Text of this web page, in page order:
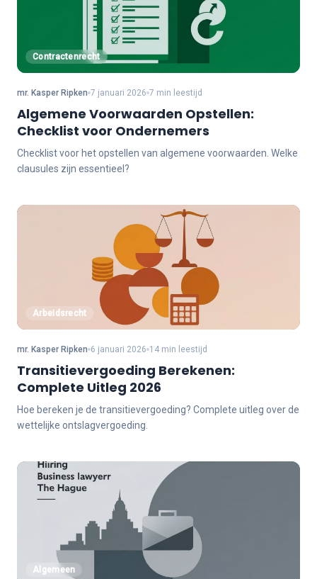
Contractenrecht
mr. Kasper Ripken 7 januari 2026 7 min leestijd
Algemene Voorwaarden Opstellen:
Checklist voor Ondernemers
Checklist voor het opstellen van algemene voorwaarden. Welke
clausules zijn essentieel?
Arbeidsrecht
mr. Kasper Ripken 6 januari 2026 14 min leestijd
Transitievergoeding Berekenen:
Complete Uitleg 2026
Hoe bereken je de transitievergoeding? Complete uitleg over de
wettelijke ontslagvergoeding.
Algemeen